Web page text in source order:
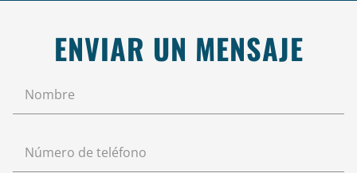
ENVIAR UN MENSAJE